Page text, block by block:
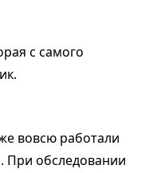
с самого
вовсю работали
При обследовании